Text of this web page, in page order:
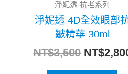
淨妮透-抗老系列
淨妮透 4D全效眼部
皺精華 30ml
NT$3,500 NT$